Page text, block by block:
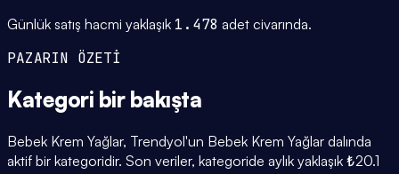
Günlük satış hacmi yaklaşık 1.478 adet civarında.
PAZARIN ÖZETİ
Kategori bir bakışta
Bebek Krem Yağlar, Trendyol'un Bebek Krem Yağlar dalında
aktif bir kategoridir. Son veriler, kategoride aylık yaklaşık ₺20.1